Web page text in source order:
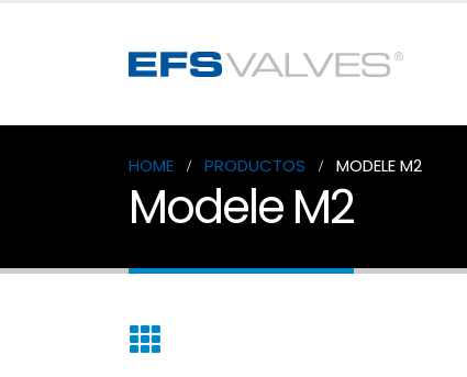
HOME PRODUCTOS MODELE M2
Modele M2